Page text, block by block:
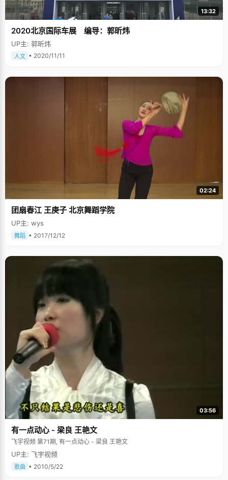
13:32
2020北京国际车展 编导：郭昕炜
UP主: 郭昕炜
人文 • 2020/11/11
02:24
团扇春江 王庚子 北京舞蹈学院
UP主: wys
舞蹈 • 2017/12/12
03:56
有一点动心 - 梁良 王艳文
飞宇视频 第71期, 有一点动心 - 梁良 王艳文
UP主: 飞宇视频
歌曲 • 2010/5/22